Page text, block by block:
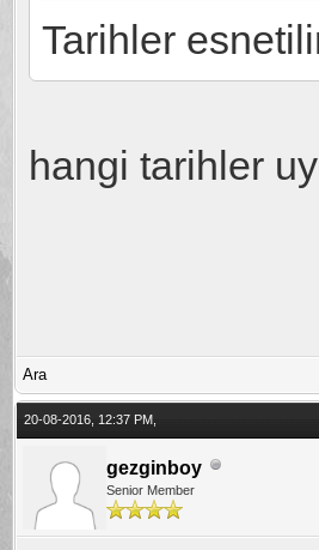
Tarihler
hangi tarihler
Ara
20-08-2016, 12:37 PM,
gezginboy
Senior Member